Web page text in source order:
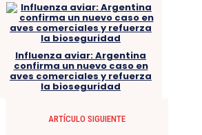
Influenza aviar: Argentina
confirma un nuevo caso en
aves comerciales y refuerza
la bioseguridad
ARTÍCULO SIGUIENTE